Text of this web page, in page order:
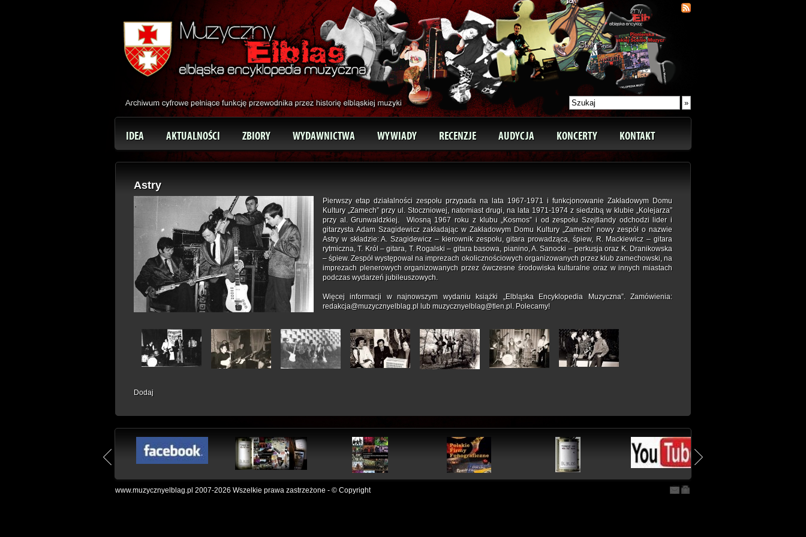
IDEA AKTUALNOŚCI ZBIORY WYDAWNICTWA WYWIADY RECENZJE AUDYCJA KONCERTY KONTAKT
Astry
Pierwszy etap działalności zespołu przypada na lata 1967-1971 i funkcjonowanie Zakładowym Domu
Kultury „Zamech” przy ul. Stoczniowej, natomiast drugi, na lata 1971-1974 z siedzibą w klubie „Kolejarza”
przy al. Grunwaldzkiej. Wiosną 1967 roku z klubu „Kosmos” i od zespołu Szejtlandy odchodzi lider i
gitarzysta Adam Szagidewicz zakładając w Zakładowym Domu Kultury „Zamech” nowy zespół o nazwie
Astry w składzie: A. Szagidewicz – kierownik zespołu, gitara prowadząca, śpiew, R. Mackiewicz – gitara
rytmiczna, T. Król – gitara, T. Rogalski – gitara basowa, pianino, A. Sanocki – perkusja oraz K. Dranikowska
– śpiew. Zespół występował na imprezach okolicznościowych organizowanych przez klub zamechowski, na
imprezach plenerowych organizowanych przez ówczesne środowiska kulturalne oraz w innych miastach
podczas wydarzeń jubileuszowych.
Więcej informacji w najnowszym wydaniu książki „Elbląska Encyklopedia Muzyczna”. Zamówienia:
redakcja@muzycznyelblag.pl lub muzycznyelblag@tlen.pl. Polecamy!
Dodaj
www.muzycznyelblag.pl 2007-2026 Wszelkie prawa zastrzeżone - © Copyright